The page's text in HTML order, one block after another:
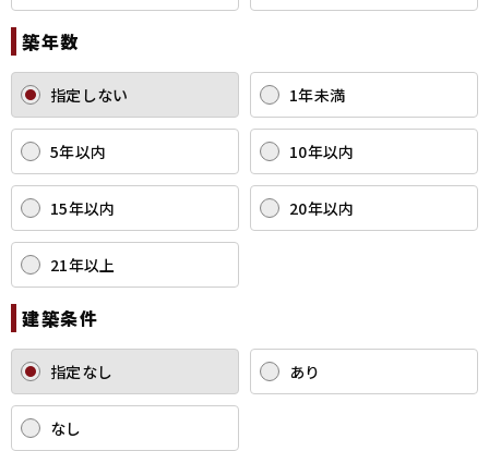
築年数
指定しない 1年未満
5年以内 10年以内
15年以内 20年以内
21年以上
建築条件
指定なし あり
なし